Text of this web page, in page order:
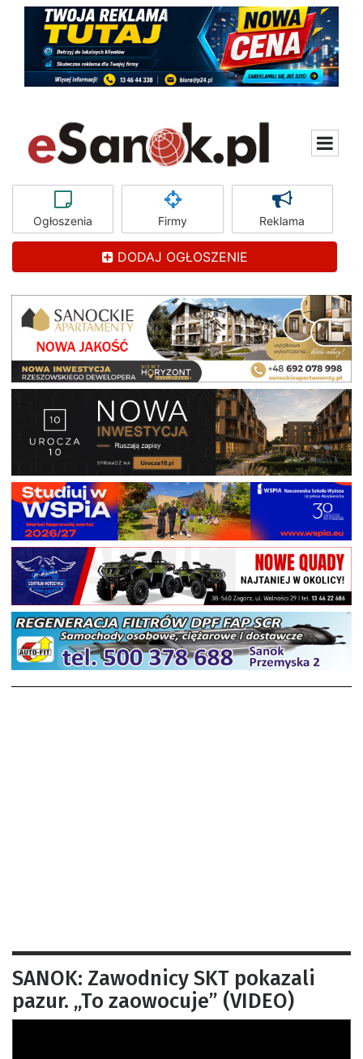
Ogłoszenia Firmy Reklama
DODAJ OGŁOSZENIE
SANOK: Zawodnicy SKT pokazali
pazur. „To zaowocuje” (VIDEO)